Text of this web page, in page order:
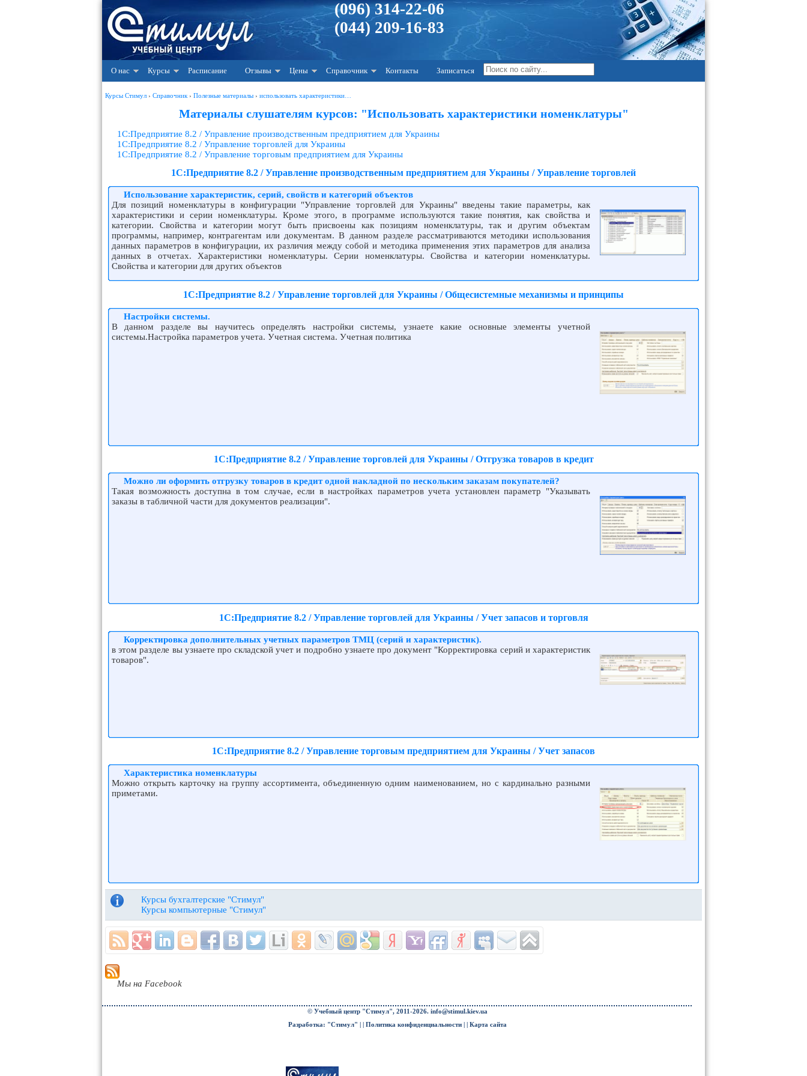
(096) 314-22-06
(044) 209-16-83
О нас Курсы Расписание Отзывы Цены Справочник Контакты Записаться
Курсы Стимул › Справочник › Полезные материалы › использовать характеристики…
Материалы слушателям курсов: "Использовать характеристики номенклатуры"
1С:Предприятие 8.2 / Управление производственным предприятием для Украины
1С:Предприятие 8.2 / Управление торговлей для Украины
1С:Предприятие 8.2 / Управление торговым предприятием для Украины
1С:Предприятие 8.2 / Управление производственным предприятием для Украины / Управление торговлей
Использование характеристик, серий, свойств и категорий объектов
Для позиций номенклатуры в конфигурации "Управление торговлей для Украины" введены такие параметры, как
характеристики и серии номенклатуры. Кроме этого, в программе используются такие понятия, как свойства и
категории. Свойства и категории могут быть присвоены как позициям номенклатуры, так и другим объектам
программы, например, контрагентам или документам. В данном разделе рассматриваются методики использования
данных параметров в конфигурации, их различия между собой и методика применения этих параметров для анализа
данных в отчетах. Характеристики номенклатуры. Серии номенклатуры. Свойства и категории номенклатуры.
Свойства и категории для других объектов
1С:Предприятие 8.2 / Управление торговлей для Украины / Общесистемные механизмы и принципы
Настройки системы.
В данном разделе вы научитесь определять настройки системы, узнаете какие основные элементы учетной
системы.Настройка параметров учета. Учетная система. Учетная политика
1С:Предприятие 8.2 / Управление торговлей для Украины / Отгрузка товаров в кредит
Можно ли оформить отгрузку товаров в кредит одной накладной по нескольким заказам покупателей?
Такая возможность доступна в том случае, если в настройках параметров учета установлен параметр "Указывать
заказы в табличной части для документов реализации".
1С:Предприятие 8.2 / Управление торговлей для Украины / Учет запасов и торговля
Корректировка дополнительных учетных параметров ТМЦ (серий и характеристик).
в этом разделе вы узнаете про складской учет и подробно узнаете про документ "Корректировка серий и характеристик
товаров".
1С:Предприятие 8.2 / Управление торговым предприятием для Украины / Учет запасов
Характеристика номенклатуры
Можно открыть карточку на группу ассортимента, объединенную одним наименованием, но с кардинально разными
приметами.
Курсы бухгалтерские "Стимул"
Курсы компьютерные "Стимул"
Мы на Facebook
© Учебный центр "Стимул", 2011-2026. info@stimul.kiev.ua
Разработка: "Стимул" | | Политика конфиденциальности| | Карта сайта